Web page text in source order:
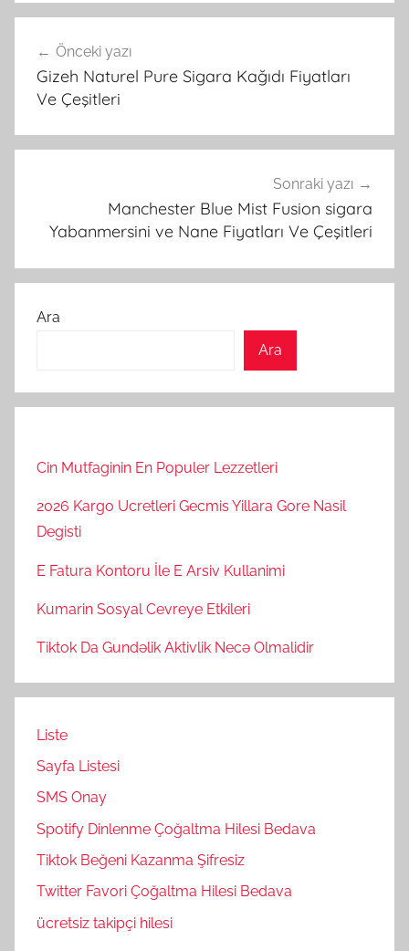
gezinmesi
Önceki yazı
Gizeh Naturel Pure Sigara Kağıdı Fiyatları
Ve Çeşitleri
Sonraki yazı
Manchester Blue Mist Fusion sigara
Yabanmersini ve Nane Fiyatları Ve Çeşitleri
Ara
Ara
Cin Mutfaginin En Populer Lezzetleri
2026 Kargo Ucretleri Gecmis Yillara Gore Nasil
Degisti
E Fatura Kontoru İle E Arsiv Kullanimi
Kumarin Sosyal Cevreye Etkileri
Tiktok Da Gundəlik Aktivlik Necə Olmalidir
Liste
Sayfa Listesi
SMS Onay
Spotify Dinlenme Çoğaltma Hilesi Bedava
Tiktok Beğeni Kazanma Şifresiz
Twitter Favori Çoğaltma Hilesi Bedava
ücretsiz takipçi hilesi